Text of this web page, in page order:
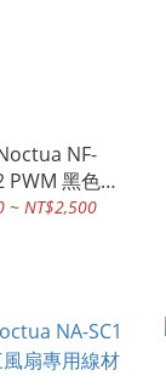
NF-
PWM 黑色系
列~ NT$2,500